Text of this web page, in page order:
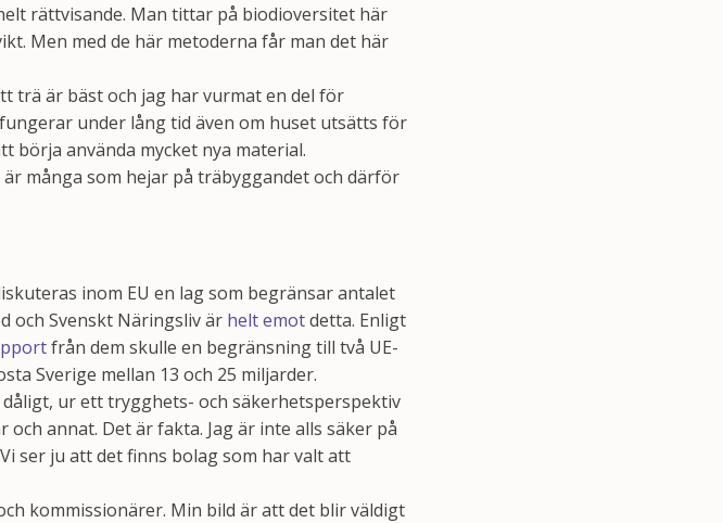
rättvisande. Man tittar på biodioversitet här
Men med de här metoderna får man det här
trä är bäst och jag har vurmat en del för
under lång tid även om huset utsätts för
börja använda mycket nya material.
många som hejar på träbyggandet och därför
inom EU en lag som begränsar antalet
och Svenskt Näringsliv är helt emotdetta. Enligt
från dem skulle en begränsning till två UE-
Sverige mellan 13 och 25 miljarder.
ur ett trygghets- och säkerhetsperspektiv
annat. Det är fakta. Jag är inte alls säker på
ser ju att det finns bolag som har valt att
kommissionärer. Min bild är att det blir väldigt